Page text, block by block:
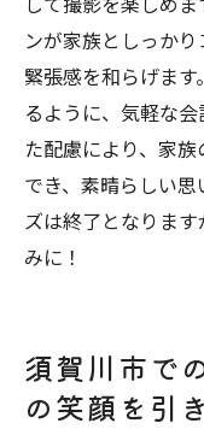
ンが家族としっかり
緊張感を和らげま
るように、気軽な
た配慮により、家
でき、素晴らしい
ズは終了となりま
みに！
須賀川市で
の笑顔を引